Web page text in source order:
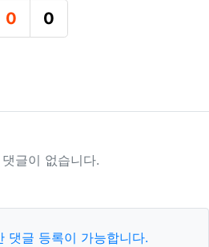
0
추천
0
비추천
글이 없습니다.
댓글 등록이 가능합니다.